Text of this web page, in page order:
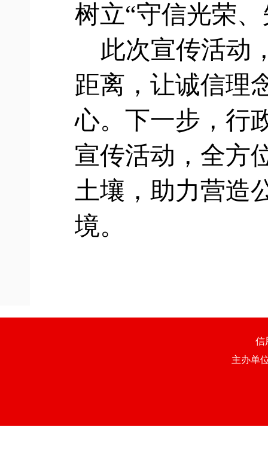
树立“守信光荣
此次宣传活动
距离，让诚信理
心。下一步，行
宣传活动，全方
土壤，助力营造
境。
信
主办单